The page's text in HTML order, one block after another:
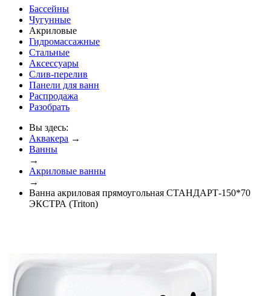
Бассейны
Чугунные
Акриловые
Гидромассажные
Стальные
Аксессуары
Слив-перелив
Панели для ванн
Распродажа
Разобрать
Вы здесь:
Аквакера →
Ванны
→
Акриловые ванны
→
Ванна акриловая прямоугольная СТАНДАРТ-150*70
ЭКСТРА (Triton)